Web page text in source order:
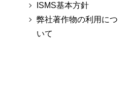
ISMS基本方針
弊社著作物の利用につ
いて